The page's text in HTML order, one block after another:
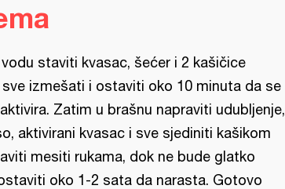
staviti kvasac, šećer i 2 kašičice
sve izmešati i ostaviti oko 10 minuta da se
Zatim u brašnu napraviti udubljenje,
aktivirani kvasac i sve sjediniti kašikom
mesiti rukama, dok ne bude glatko
oko 1-2 sata da narasta. Gotovo